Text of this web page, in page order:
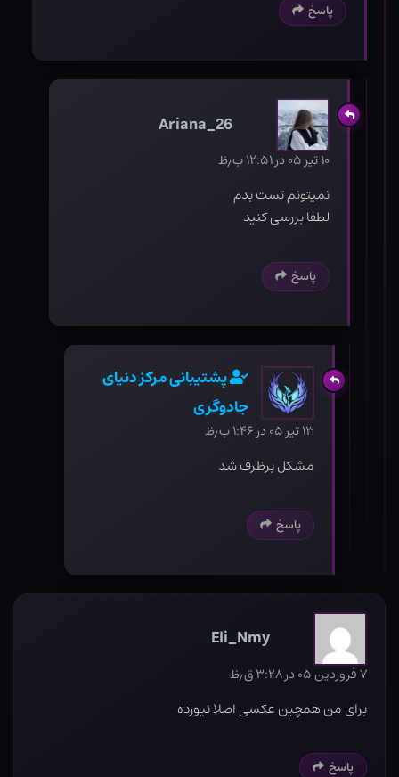
پاسخ
Ariana_26
۱۰ تیر ۰۵ در ۱۲:۵۱ ب٫ظ
نمیتونم تست بدم
لطفا بررسی کنید
پاسخ
پشتیبانی مرکز دنیای
جادوگری
۱۳ تیر ۰۵ در ۱:۴۶ ب٫ظ
مشکل برظرف شد
پاسخ
Eli_Nmy
۷ فروردین ۰۵ در ۳:۲۸ ق٫ظ
برای من همچین عکسی اصلا نیورده
پاسخ